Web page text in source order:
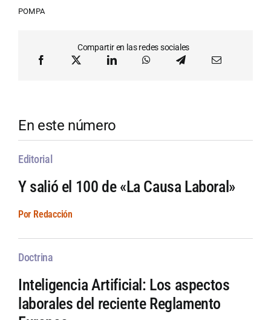
POMPA
Compartir en las redes sociales
En este número
Editorial
Y salió el 100 de «La Causa Laboral»
Por Redacción
Doctrina
Inteligencia Artificial: Los aspectos
laborales del reciente Reglamento